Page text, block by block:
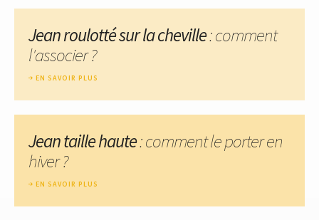
Jean roulotté sur la cheville: comment
l'associer ?
EN SAVOIR PLUS
Jean taille haute: comment le porter en
hiver ?
EN SAVOIR PLUS